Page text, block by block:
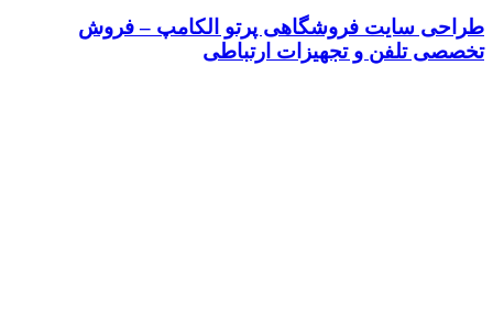
طراحی سایت فروشگاهی پرتو الکامپ – فروش
تخصصی تلفن و تجهیزات ارتباطی